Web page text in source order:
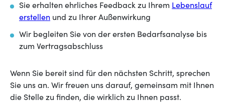
Sie erhalten ehrliches Feedback zu Ihrem Lebenslauf
erstellen und zu Ihrer Außenwirkung
Wir begleiten Sie von der ersten Bedarfsanalyse bis
zum Vertragsabschluss
Wenn Sie bereit sind für den nächsten Schritt, sprechen
Sie uns an. Wir freuen uns darauf, gemeinsam mit Ihnen
die Stelle zu finden, die wirklich zu Ihnen passt.